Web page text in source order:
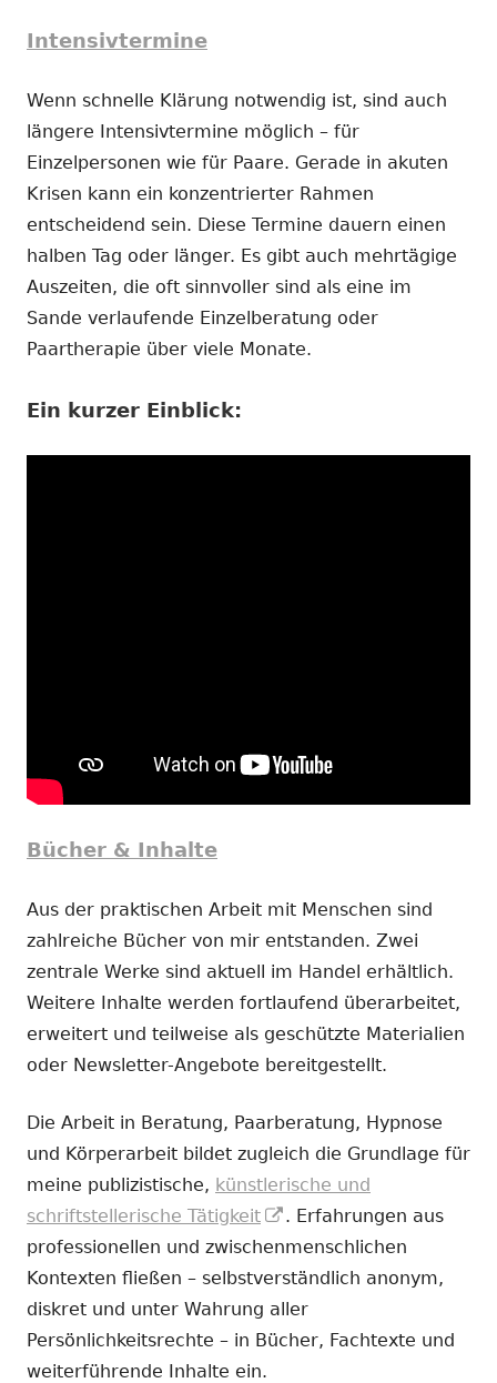
Intensivtermine
Wenn schnelle Klärung notwendig ist, sind auch
längere Intensivtermine möglich – für
Einzelpersonen wie für Paare. Gerade in akuten
Krisen kann ein konzentrierter Rahmen
entscheidend sein. Diese Termine dauern einen
halben Tag oder länger. Es gibt auch mehrtägige
Auszeiten, die oft sinnvoller sind als eine im
Sande verlaufende Einzelberatung oder
Paartherapie über viele Monate.
Ein kurzer Einblick:
Bücher & Inhalte
Aus der praktischen Arbeit mit Menschen sind
zahlreiche Bücher von mir entstanden. Zwei
zentrale Werke sind aktuell im Handel erhältlich.
Weitere Inhalte werden fortlaufend überarbeitet,
erweitert und teilweise als geschützte Materialien
oder Newsletter-Angebote bereitgestellt.
Die Arbeit in Beratung, Paarberatung, Hypnose
und Körperarbeit bildet zugleich die Grundlage für
meine publizistische, künstlerische und
schriftstellerische Tätigkeit
In
neuem
Fenster
öffnen
. Erfahrungen aus
professionellen und zwischenmenschlichen
Kontexten fließen – selbstverständlich anonym,
diskret und unter Wahrung aller
Persönlichkeitsrechte – in Bücher, Fachtexte und
weiterführende Inhalte ein.